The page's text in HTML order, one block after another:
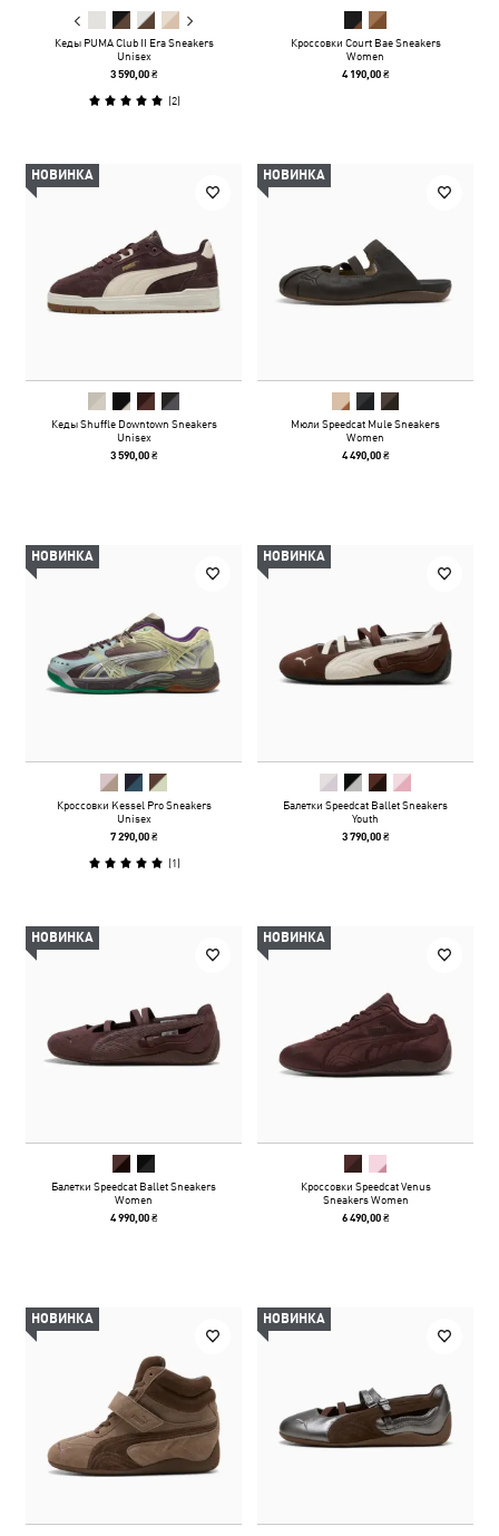
Кеды PUMA Club II Era Sneakers
Unisex
3 590,00 ₴
(2)
Кроссовки Court Bae Sneakers
Women
4 190,00 ₴
НОВИНКА
Кеды Shuffle Downtown Sneakers
Unisex
3 590,00 ₴
НОВИНКА
Мюли Speedcat Mule Sneakers
Women
4 490,00 ₴
НОВИНКА
Кроссовки Kessel Pro Sneakers
Unisex
7 290,00 ₴
(1)
НОВИНКА
Балетки Speedcat Ballet Sneakers
Youth
3 790,00 ₴
НОВИНКА
Балетки Speedcat Ballet Sneakers
Women
4 990,00 ₴
НОВИНКА
Кроссовки Speedcat Venus
Sneakers Women
6 490,00 ₴
НОВИНКА НОВИНКА